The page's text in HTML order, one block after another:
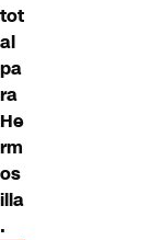
tot
al
pa
ra
He
rm
os
illa
.